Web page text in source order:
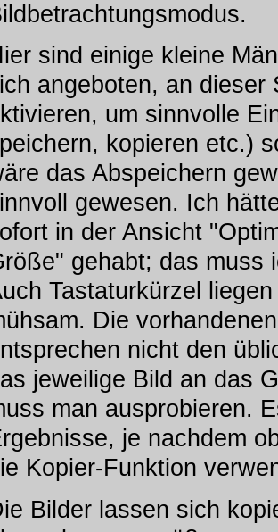
sind einige kleine
angeboten, an dieser
um sinnvolle
kopieren etc.)
das Abspeichern
gewesen. Ich
in der Ansicht
gehabt; das muss
Tastaturkürzel
Die
nicht den
jeweilige Bild an das
man ausprobieren.
je nachdem
Kopier-Funktion
Bilder lassen sich